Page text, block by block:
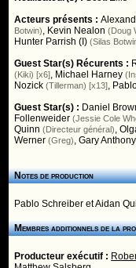
Acteurs présents :
Botwin), Kevin Nealon (Doug
Hunter Parrish (I) (Silas
Guest Star(s) Récurents :
(Kiki) [x6], Michael Harney
Nozick (Tillerman) [x13],
Guest Star(s) : Daniel
Follenweider (Jessie Cole
Quinn (Directeur général),
Werner (Greg),Gary
Notes de production
Pablo Schreiber et Aidan
Membres additionnels de la
Producteur exécutif :